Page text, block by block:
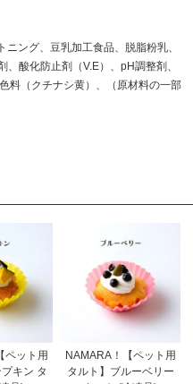
ング、豆乳加工食品、脱脂粉乳、
酸化防止剤（V.E）、pH調整剤、
料（クチナシ黄）、（原材料の一部
ペット用
キン タ
NAMARA！【ペット用
タルト】ブルーベリー